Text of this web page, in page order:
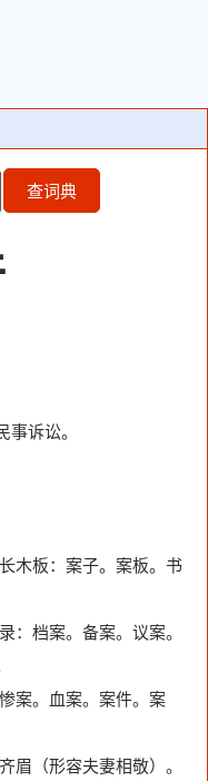
查词典
诉讼。
木板：案子。案板。书
：档案。备案。议案。
案。血案。案件。案
眉（形容夫妻相敬）。